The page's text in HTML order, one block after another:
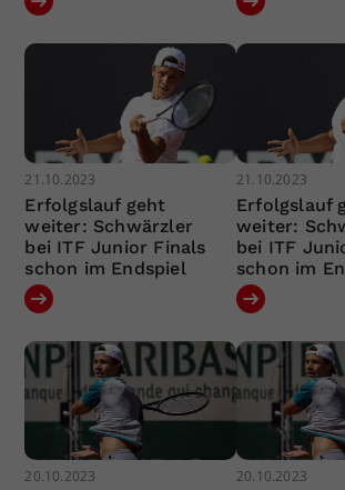
21.10.2023
Erfolgslauf geht
weiter: Schwärzler
bei ITF Junior Finals
schon im Endspiel
21.10.2023
Erfolgslauf
weiter:
bei ITF
schon im
20.10.2023 20.10.2023